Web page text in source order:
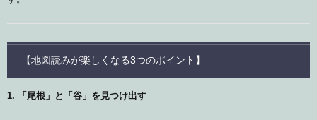
【地図読みが楽しくなる3つのポイント】
1. 「尾根」と「谷」を見つけ出す